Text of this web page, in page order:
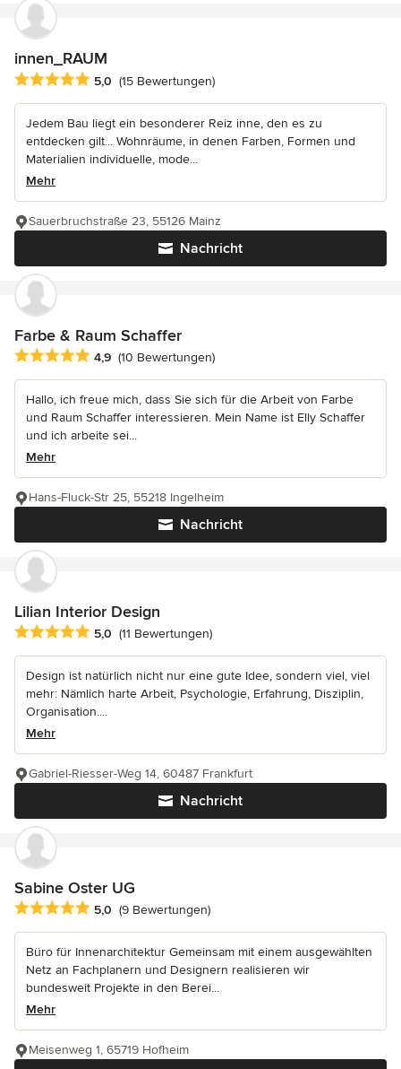
innen_RAUM
Durchschnittliche Bewertung: 5 von 5 Sternen
5,0 (15 Bewertungen)
Jedem Bau liegt ein besonderer Reiz inne, den es zu
entdecken gilt... Wohnräume, in denen Farben, Formen und
Materialien individuelle, mode...
Mehr
Nachricht
Sauerbruchstraße 23, 55126 Mainz
Farbe & Raum Schaffer
Durchschnittliche Bewertung: 4.9 von 5 Sternen
4,9 (10 Bewertungen)
Hallo, ich freue mich, dass Sie sich für die Arbeit von Farbe
und Raum Schaffer interessieren. Mein Name ist Elly Schaffer
und ich arbeite sei...
Mehr
Nachricht
Hans-Fluck-Str 25, 55218 Ingelheim
Lilian Interior Design
Durchschnittliche Bewertung: 5 von 5 Sternen
5,0 (11 Bewertungen)
Design ist natürlich nicht nur eine gute Idee, sondern viel, viel
mehr: Nämlich harte Arbeit, Psychologie, Erfahrung, Disziplin,
Organisation....
Mehr
Nachricht
Gabriel-Riesser-Weg 14, 60487 Frankfurt
Sabine Oster UG
Durchschnittliche Bewertung: 5 von 5 Sternen
5,0 (9 Bewertungen)
Büro für Innenarchitektur Gemeinsam mit einem ausgewählten
Netz an Fachplanern und Designern realisieren wir
bundesweit Projekte in den Berei...
Mehr
Meisenweg 1, 65719 Hofheim